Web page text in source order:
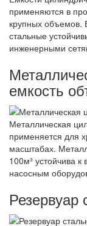
применяются в
крупных объемов.
стальные
инженерными
емкость
Металлическая
применяется для
масштабах.
100м³ устойчива
насосным
Резервуар